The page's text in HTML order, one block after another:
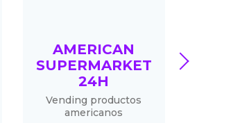
AMERICAN
SUPERMARKET
24H
Vending productos
americanos
next